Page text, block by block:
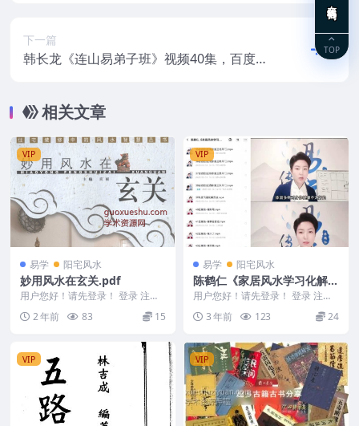
下一篇
韩长龙《连山易弟子班》视频40集，百度网
相关文章
VIP
易学 阳宅风水
妙用风水在玄关.pdf
用户您好！请先登录！ 登录 注册
妙用风水在玄关.pdf 240709-3
2 年前 83 15
VIP
易学 阳宅风水
陈鹤仁《家居风水学习化解》
44集视频课程
用户您好！请先登录！ 登录 注册
陈鹤仁《家居风水学习化解》44集
Y2303-...
3 年前 123 24
VIP VIP
TOP